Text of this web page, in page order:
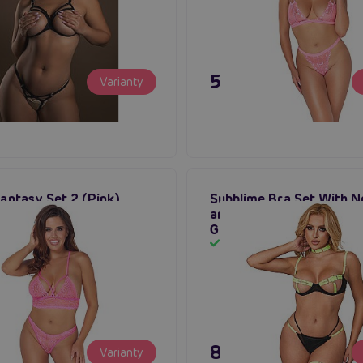
Varianty 595 Kč
Set 2 (Pink),
prádlo
Varianty
Subblime Bra Set With
and Leg Details
Green), sexy souprava
895 Kč